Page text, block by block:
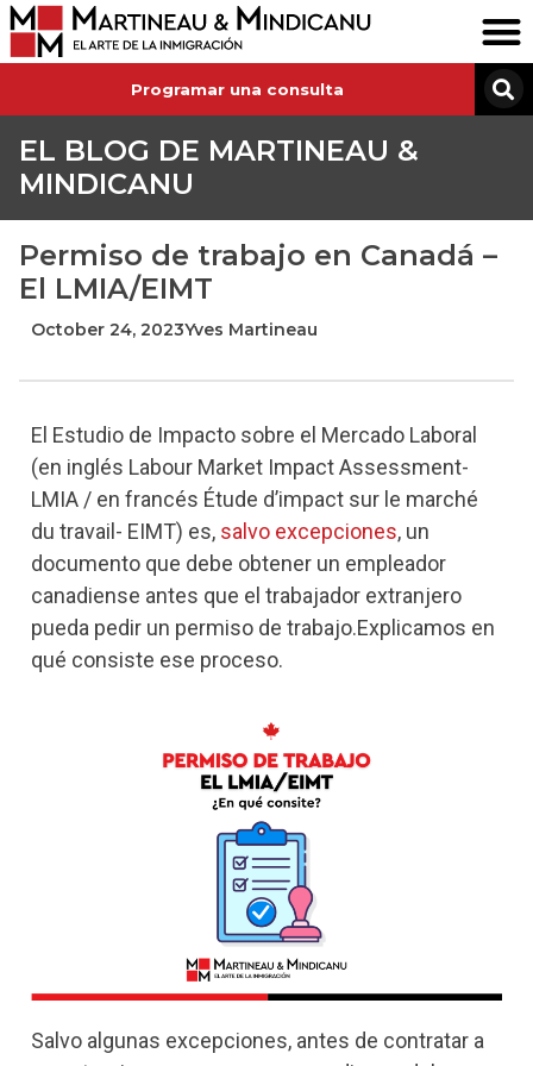
Programar una consulta
EL BLOG DE MARTINEAU &
MINDICANU
Permiso de trabajo en Canadá –
El LMIA/EIMT
October 24, 2023Yves Martineau
El Estudio de Impacto sobre el Mercado Laboral
(en inglés Labour Market Impact Assessment-
LMIA / en francés Étude d’impact sur le marché
du travail- EIMT) es, salvo excepciones, un
documento que debe obtener un empleador
canadiense antes que el trabajador extranjero
pueda pedir un permiso de trabajo.Explicamos en
qué consiste ese proceso.
Salvo algunas excepciones, antes de contratar a